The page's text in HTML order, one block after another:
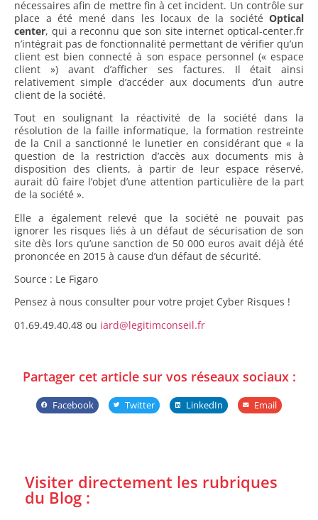
nécessaires afin de mettre fin à cet incident. Un contrôle sur
place a été mené dans les locaux de la société Optical
center, qui a reconnu que son site internet optical-center.fr
n’intégrait pas de fonctionnalité permettant de vérifier qu’un
client est bien connecté à son espace personnel (« espace
client ») avant d’afficher ses factures. Il était ainsi
relativement simple d’accéder aux documents d’un autre
client de la société.
Tout en soulignant la réactivité de la société dans la
résolution de la faille informatique, la formation restreinte
de la Cnil a sanctionné le lunetier en considérant que « la
question de la restriction d’accès aux documents mis à
disposition des clients, à partir de leur espace réservé,
aurait dû faire l’objet d’une attention particulière de la part
de la société ».
Elle a également relevé que la société ne pouvait pas
ignorer les risques liés à un défaut de sécurisation de son
site dès lors qu’une sanction de 50 000 euros avait déjà été
prononcée en 2015 à cause d’un défaut de sécurité.
Source : Le Figaro
Pensez à nous consulter pour votre projet Cyber Risques !
01.69.49.40.48 ou iard@legitimconseil.fr
Partager cet article sur vos réseaux sociaux :
Facebook Twitter LinkedIn Email
Visiter directement les rubriques
du Blog :